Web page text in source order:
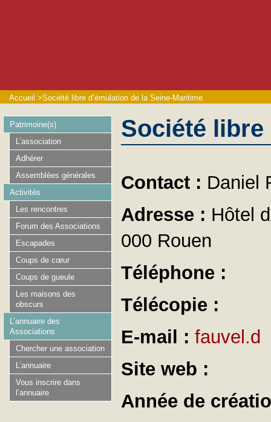
Accueil >Société libre d’émulation de la Seine-Maritime
Société libre
Contact : Daniel
Adresse : Hôtel
000 Rouen
Téléphone :
Télécopie :
E-mail : fauvel.d
Site web :
Année de
Patrimoine(s)
L’association
Adhérer
Assemblées générales
Activités
Les rencontres
Forum des Associations
Escapades
Coups de cœur
Coups de gueule
Les maisons des
obscurs
L’annuaire des
Associations
Chercher une association
L’annuaire
Vous inscrire dans
l’annuaire